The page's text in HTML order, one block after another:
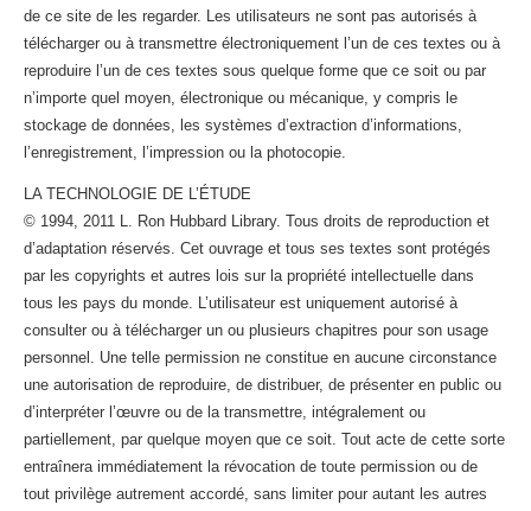
de ce site de les regarder. Les utilisateurs ne sont pas autorisés à
télécharger ou à transmettre électroniquement l’un de ces textes ou à
reproduire l’un de ces textes sous quelque forme que ce soit ou par
n’importe quel moyen, électronique ou mécanique, y compris le
stockage de données, les systèmes d’extraction d’informations,
l’enregistrement, l’impression ou la photocopie.
LA TECHNOLOGIE DE L’ÉTUDE
© 1994, 2011 L. Ron Hubbard Library. Tous droits de reproduction et
d’adaptation réservés. Cet ouvrage et tous ses textes sont protégés
par les copyrights et autres lois sur la propriété intellectuelle dans
tous les pays du monde. L’utilisateur est uniquement autorisé à
consulter ou à télécharger un ou plusieurs chapitres pour son usage
personnel. Une telle permission ne constitue en aucune circonstance
une autorisation de reproduire, de distribuer, de présenter en public ou
d’interpréter l’œuvre ou de la transmettre, intégralement ou
partiellement, par quelque moyen que ce soit. Tout acte de cette sorte
entraînera immédiatement la révocation de toute permission ou de
tout privilège autrement accordé, sans limiter pour autant les autres